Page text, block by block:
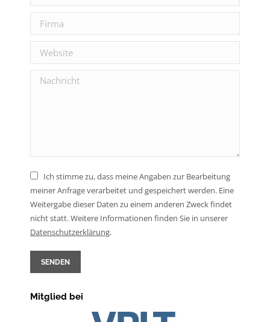
Firma
Website
Nachricht
Ich stimme zu, dass meine Angaben zur Bearbeitung
meiner Anfrage verarbeitet und gespeichert werden. Eine
Weitergabe dieser Daten zu einem anderen Zweck findet
nicht statt. Weitere Informationen finden Sie in unserer
Daten­schutz­erklärung.
SENDEN
Mitglied bei